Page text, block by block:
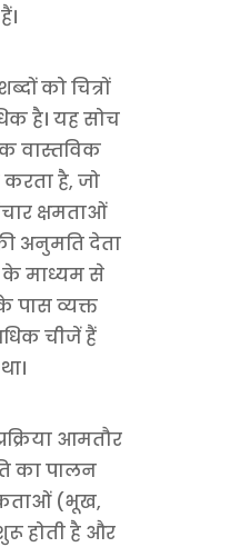
को चित्रों
है। यह सोच
वास्तविक
है, जो
क्षमताओं
अनुमति देता
के माध्यम से
पास व्यक्त
चीजें हैं
आमतौर
का पालन
(भूख,
होती है और